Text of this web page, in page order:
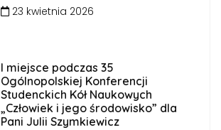
23 kwietnia 2026
I miejsce podczas 35
Ogólnopolskiej Konferencji
Studenckich Kół Naukowych
„Człowiek i jego środowisko” dla
Pani Julii Szymkiewicz